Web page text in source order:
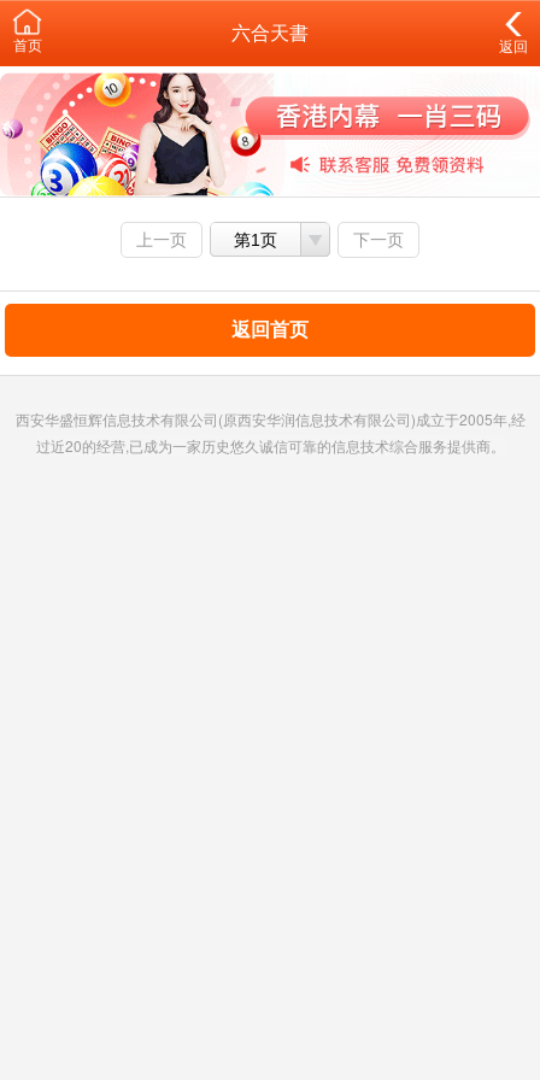
首页
六合天書
返回
上一页 第1页 下一页
返回首页
西安华盛恒辉信息技术有限公司(原西安华润信息技术有限公司)成立于2005年,经
过近20的经营,已成为一家历史悠久诚信可靠的信息技术综合服务提供商。